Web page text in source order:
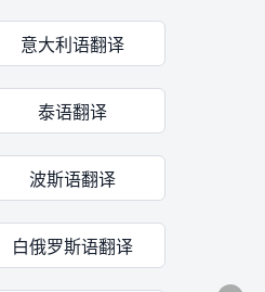
意大利语翻译
泰语翻译
波斯语翻译
白俄罗斯语翻译